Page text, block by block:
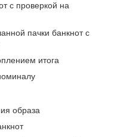
с проверкой на
пачки банкнот с
итога
образа